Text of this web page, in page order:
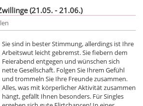
(21.05. - 21.06.)
Sie sind in bester Stimmung, allerdings ist Ihre
Arbeitswut leicht gebremst. Sie fiebern dem
Feierabend entgegen und wünschen sich
nette Gesellschaft. Folgen Sie Ihrem Gefühl
und trommeln Sie Ihre Freunde zusammen.
Alles, was mit körperlicher Aktivität zusammen
hängt, gefällt Ihnen besonders. Für Singles